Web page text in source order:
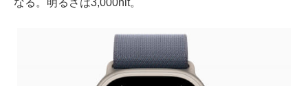
なる。明るさは3,000nit。